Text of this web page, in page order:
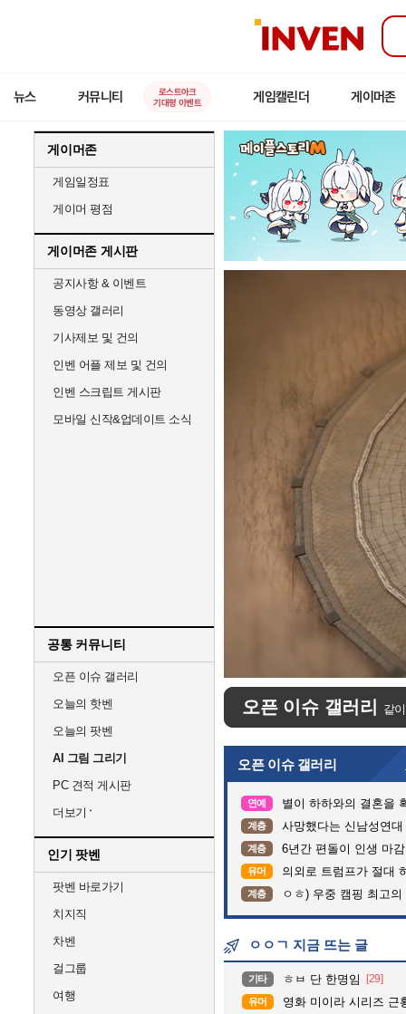
인
뉴스 커뮤니티
로스트아크
기대평 이벤트
게임캘린더 게이머존
게이머존
게임일정표
게이머 평점
게이머존 게시판
공지사항 & 이벤트
동영상 갤러리
기사제보 및 건의
인벤 어플 제보 및 건의
인벤 스크립트 게시판
모바일 신작&업데이트 소식
공통 커뮤니티
오픈 이슈 갤러리
오늘의 핫벤
오늘의 팟벤
AI 그림 그리기
PC 견적 게시판
더보기
인기 팟벤
팟벤 바로가기
치지직
차벤
걸그룹
여행
오픈 이슈 갤러리 같
오픈 이슈 갤러리
연예 별이 하하와의 결혼을
계층 사망했다는 신남성연
계층 6년간 편돌이 인생 마
유머 의외로 트럼프가 절대
계층 ㅇㅎ) 우중 캠핑 최고의
ㅇㅇㄱ 지금 뜨는 글
기타 ㅎㅂ 단 한명임 [29]
유머 영화 미이라 시리즈 근